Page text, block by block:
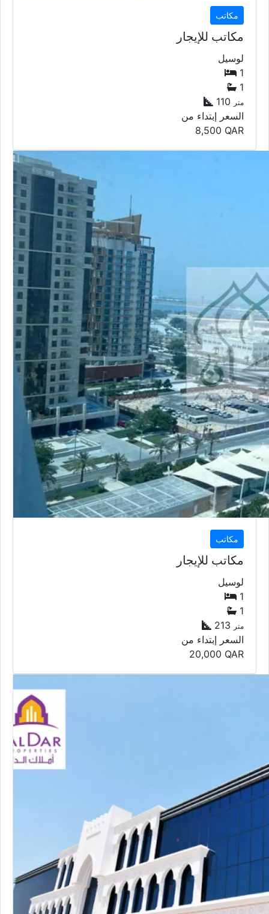
مكاتب
مكاتب للإيجار
لوسيل
1
1
110
متر
السعر إبتداء من
8,500 QAR
مكاتب
مكاتب للإيجار
لوسيل
1
1
213
متر
السعر إبتداء من
20,000 QAR